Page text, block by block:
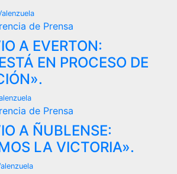
de Prensa
A EVERTON:
EN PROCESO DE
de Prensa
A ÑUBLENSE:
LA VICTORIA».